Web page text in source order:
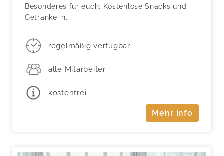
Besonderes für euch: Kostenlose Snacks und
Getränke in...
regelmäßig verfügbar
alle Mitarbeiter
kostenfrei
Mehr Info